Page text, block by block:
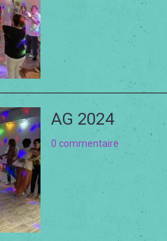
AG 2024
0 commentaire